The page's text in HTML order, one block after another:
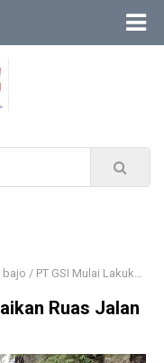
bajo / PT GSI Mulai Lakukan Perbaikan Ruas Jalan SP Noa-Golowelu
Ruas Jalan